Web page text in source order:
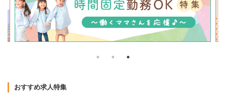
おすすめ求人特集